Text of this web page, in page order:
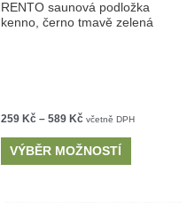
RENTO saunová podložka
kenno, černo tmavě zelená
259 Kč – 589 Kč včetně DPH
VÝBĚR MOŽNOSTÍ